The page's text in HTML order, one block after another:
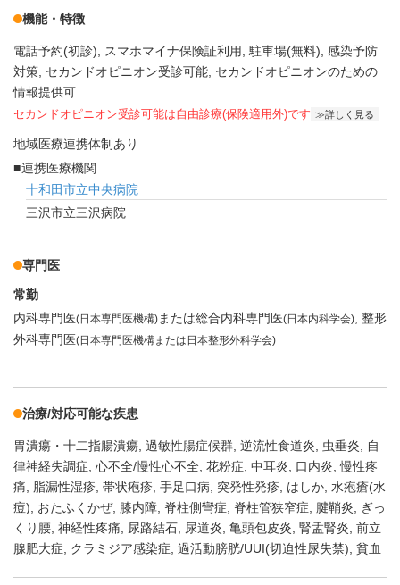
機能・特徴
電話予約(初診) スマホマイナ保険証利用 駐車場(無料) 感染予防
対策 セカンドオピニオン受診可能 セカンドオピニオンのための
情報提供可
セカンドオピニオン受診可能は自由診療(保険適用外)です 詳しく見る
地域医療連携体制あり
連携医療機関
十和田市立中央病院
三沢市立三沢病院
専門医
常勤
内科専門医(日本専門医機構)または総合内科専門医(日本内科学会) 整形
外科専門医(日本専門医機構または日本整形外科学会)
治療/対応可能な疾患
胃潰瘍・十二指腸潰瘍 過敏性腸症候群 逆流性食道炎 虫垂炎
自
律神経失調症 心不全/慢性心不全 花粉症 中耳炎 口内炎 慢性疼
痛
脂漏性湿疹 帯状疱疹 手足口病 突発性発疹 はしか 水疱瘡(水
痘)
おたふくかぜ 膝内障 脊柱側彎症 脊柱管狭窄症 腱鞘炎
ぎっ
くり腰 神経性疼痛 尿路結石 尿道炎 亀頭包皮炎 腎盂腎炎 前立
腺肥大症
クラミジア感染症 過活動膀胱/UUI(切迫性尿失禁) 貧血